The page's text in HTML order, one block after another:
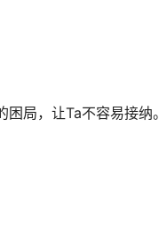
局，让Ta不容易接纳。